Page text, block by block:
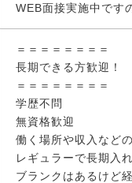
WEB面接実施中です
＝＝＝＝＝＝＝＝
長期できる方歓迎！
＝＝＝＝＝＝＝＝
学歴不問
無資格歓迎
働く場所や収入など
レギュラーで長期入
ブランクはあるけど